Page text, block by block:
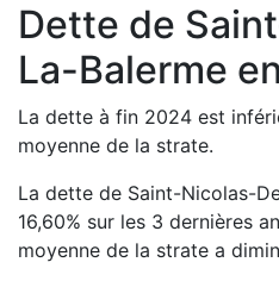
Dette de
La-Balerme en
La dette à fin 2024 est
moyenne de la strate.
La dette de Saint-Nicolas-
16,60% sur les 3 dernières
moyenne de la strate a